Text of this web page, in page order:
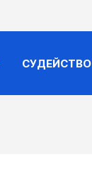
СУДЕЙСТВО